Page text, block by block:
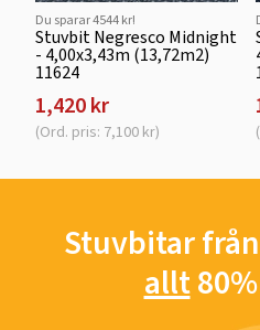
Du sparar 4544 kr!
Stuvbit Negresco Midnight
- 4,00x3,43m (13,72m2)
11624
1,420 kr
(Ord. pris: 7,100 kr)
Stuvbitar
allt